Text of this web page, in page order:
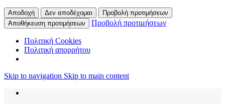
Αποδοχή Δεν αποδέχομαι
Προβολή προτιμήσεων
Αποθήκευση προτιμήσεων
Προβολή προτιμήσεων
Πολιτική Cookies
Πολιτική απορρήτου
Skip to navigation Skip to main content